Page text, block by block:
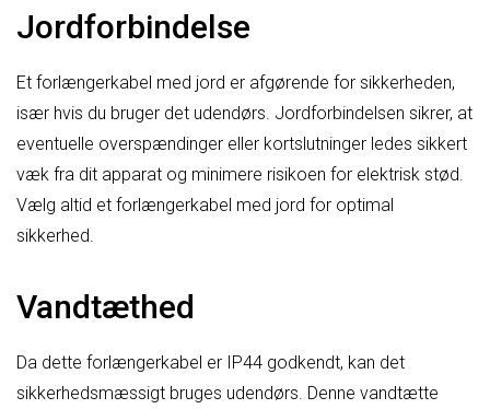
Jordforbindelse
Et forlængerkabel med jord er afgørende for sikkerheden,
især hvis du bruger det udendørs. Jordforbindelsen sikrer, at
eventuelle overspændinger eller kortslutninger ledes sikkert
væk fra dit apparat og minimere risikoen for elektrisk stød.
Vælg altid et forlængerkabel med jord for optimal
sikkerhed.
Vandtæthed
Da dette forlængerkabel er IP44 godkendt, kan det
sikkerhedsmæssigt bruges udendørs. Denne vandtætte